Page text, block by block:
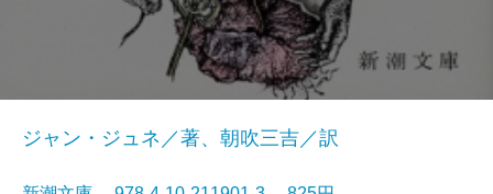
ジャン・ジュネ／著、朝吹三吉／訳